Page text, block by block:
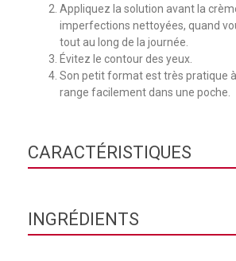
Appliquez la solution avant la
imperfections nettoyées, quand
tout au long de la journée.
Évitez le contour des yeux.
Son petit format est très pratique
range facilement dans une poche.
CARACTÉRISTIQUES
INGRÉDIENTS